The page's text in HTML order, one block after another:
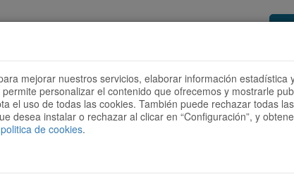
Vols ser col·laborador? Com
mejorar nuestros servicios, elaborar información estadística
personalizar el contenido que ofrecemos y mostrarle
el uso de todas las cookies. También puede rechazar todas
desea instalar o rechazar al clicar en “Configuración”, y
politica de cookies.